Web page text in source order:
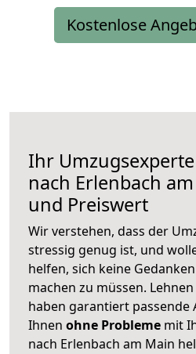
Kostenlose
Ihr
nach Erlenbach
und Preiswert
Wir verstehen, dass der
stressig genug ist, und
helfen, sich keine
machen zu müssen.
haben garantiert passende
Ihnen ohne Probleme mit
nach Erlenbach am Main